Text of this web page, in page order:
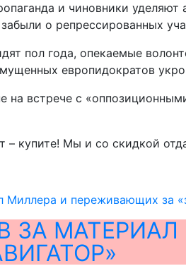
и чиновники
о репрессированных
пол года, опекаемые
европидократов
встрече с
купите! Мы и со скидкой
Миллера и переживающих за
ЗА